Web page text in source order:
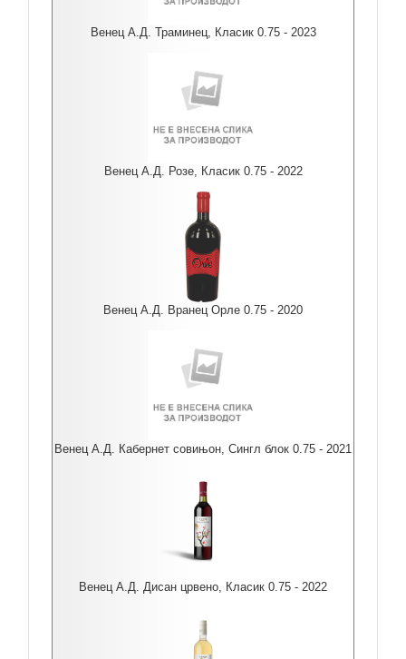
Венец А.Д. Траминец, Класик 0.75 - 2023
Венец А.Д. Розе, Класик 0.75 - 2022
Венец А.Д. Вранец Орле 0.75 - 2020
Венец А.Д. Кабернет совињон, Сингл блок 0.75 - 2021
Венец А.Д. Дисан црвено, Класик 0.75 - 2022